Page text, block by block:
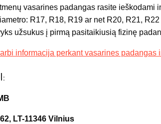
vasarines padangas rasite
R17, R18, R19 ar net R20, R21,
užsukus į pirmą pasitaikiusią fizinę
informacija perkant vasarines padangas
LT-11346 Vilnius